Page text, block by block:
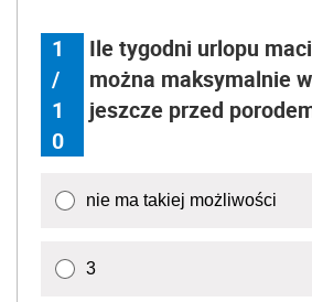
1
/
1
0
Ile tygodni urlopu
można maksymalnie
jeszcze przed
nie ma takiej możliwości
3